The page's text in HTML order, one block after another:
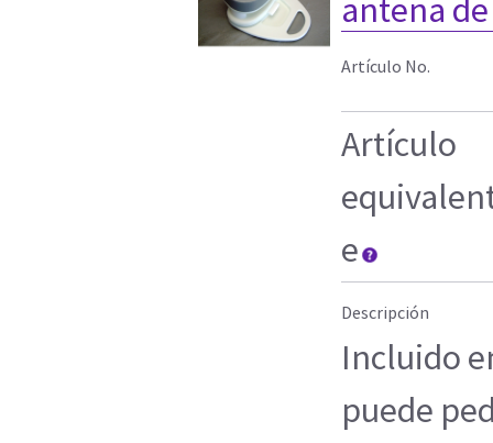
antena
Artículo No.
Artículo
e
Descripción
Incluido
puede